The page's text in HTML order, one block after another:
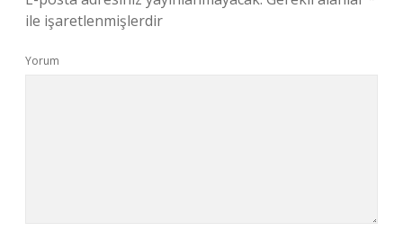
ile işaretlenmişlerdir
Yorum